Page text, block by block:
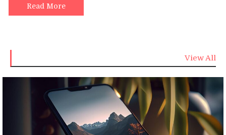
Read More
View All